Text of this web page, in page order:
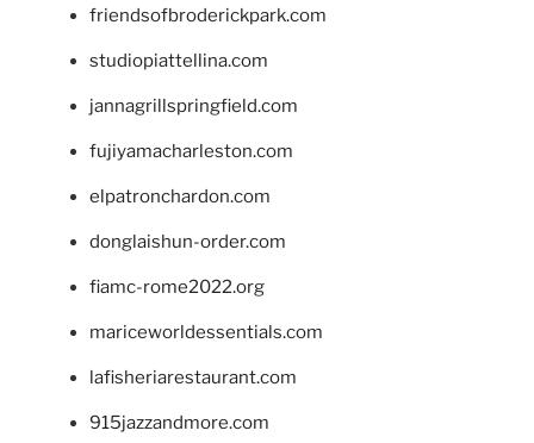
friendsofbroderickpark.com
studiopiattellina.com
jannagrillspringfield.com
fujiyamacharleston.com
elpatronchardon.com
donglaishun-order.com
fiamc-rome2022.org
mariceworldessentials.com
lafisheriarestaurant.com
915jazzandmore.com